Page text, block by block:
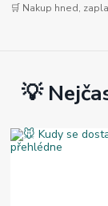
🛒 Nakup hned,
💡